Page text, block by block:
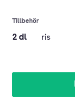
Tillbehör
2 dl ris